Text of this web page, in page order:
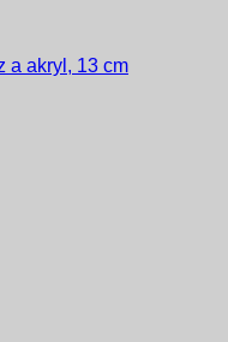
a akryl, 13 cm